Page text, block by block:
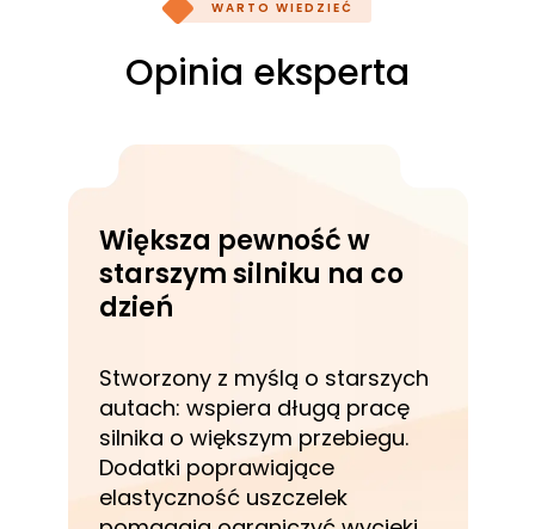
WARTO WIEDZIEĆ
Opinia eksperta
Większa pewność w
starszym silniku na co
dzień
Stworzony z myślą o starszych
autach: wspiera długą pracę
silnika o większym przebiegu.
Dodatki poprawiające
elastyczność uszczelek